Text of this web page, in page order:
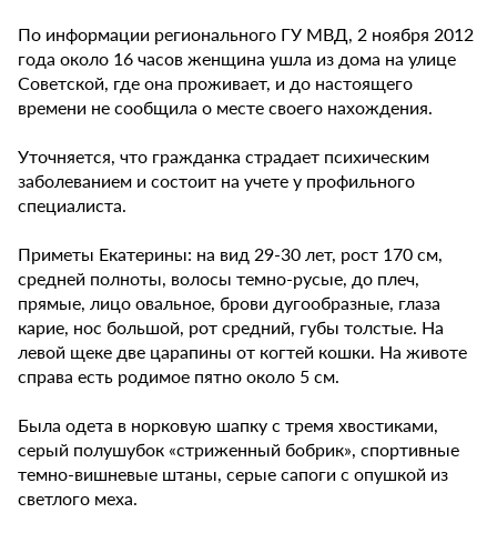
По информации регионального ГУ МВД, 2 ноября 2012
года около 16 часов женщина ушла из дома на улице
Советской, где она проживает, и до настоящего
времени не сообщила о месте своего нахождения.
Уточняется, что гражданка страдает психическим
заболеванием и состоит на учете у профильного
специалиста.
Приметы Екатерины: на вид 29-30 лет, рост 170 см,
средней полноты, волосы темно-русые, до плеч,
прямые, лицо овальное, брови дугообразные, глаза
карие, нос большой, рот средний, губы толстые. На
левой щеке две царапины от когтей кошки. На животе
справа есть родимое пятно около 5 см.
Была одета в норковую шапку с тремя хвостиками,
серый полушубок «стриженный бобрик», спортивные
темно-вишневые штаны, серые сапоги с опушкой из
светлого меха.